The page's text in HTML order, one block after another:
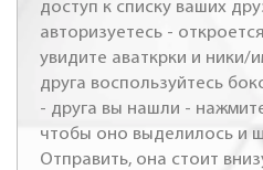
доступ к списку ваших
авторизуетесь -
увидите аваткрки и ники/
друга воспользуйтесь
- друга вы нашли -
чтобы оно выделилось и
Отправить, она стоит